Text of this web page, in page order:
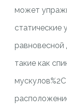
может
статические
равновесной
такие как